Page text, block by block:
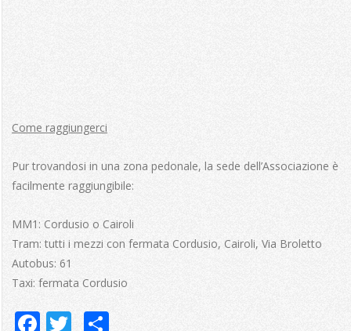
Come raggiungerci
Pur trovandosi in una zona pedonale, la sede dell’Associazione è
facilmente raggiungibile:
MM1: Cordusio o Cairoli
Tram: tutti i mezzi con fermata Cordusio, Cairoli, Via Broletto
Autobus: 61
Taxi: fermata Cordusio
Facebook
Twitter